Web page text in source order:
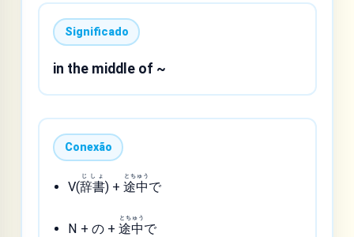
Significado
in the middle of ~
Conexão
V(辞書
じしょ
) +途中
とちゅう
で
N + の +途中
とちゅう
で